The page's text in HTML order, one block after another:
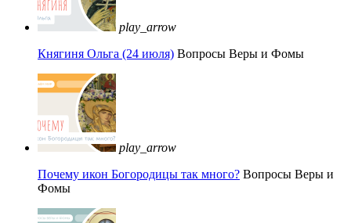
play_arrow
Княгиня Ольга (24 июля) Вопросы Веры и Фомы
play_arrow
Почему икон Богородицы так много? Вопросы Веры и
Фомы